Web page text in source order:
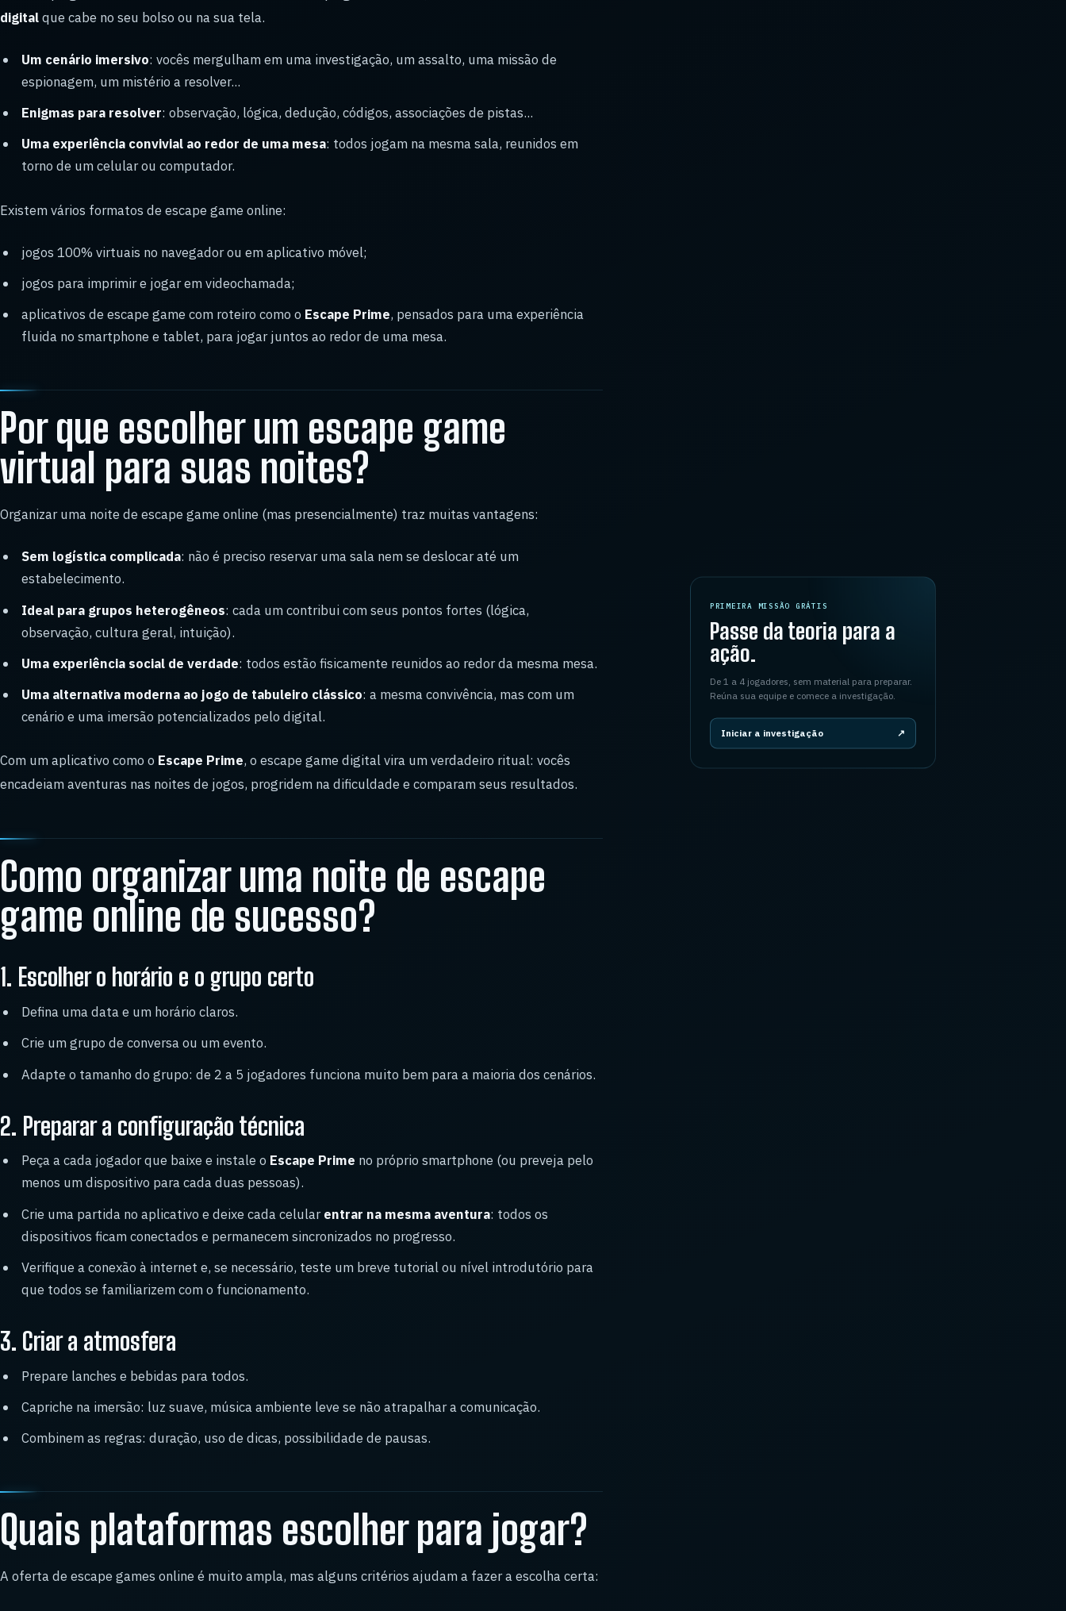
digitalque cabe no seu bolso ou na sua tela.
Um cenário imersivo: vocês mergulham em uma investigação, um assalto, uma missão de
espionagem, um mistério a resolver...
Enigmas para resolver: observação, lógica, dedução, códigos, associações de pistas...
Uma experiência convivial ao redor de uma mesa: todos jogam na mesma sala, reunidos em
torno de um celular ou computador.
Existem vários formatos de escape game online:
jogos 100% virtuais no navegador ou em aplicativo móvel;
jogos para imprimir e jogar em videochamada;
aplicativos de escape game com roteiro como o Escape Prime, pensados para uma experiência
fluida no smartphone e tablet, para jogar juntos ao redor de uma mesa.
Por que escolher um escape game
virtual para suas noites?
Organizar uma noite de escape game online (mas presencialmente) traz muitas vantagens:
Sem logística complicada: não é preciso reservar uma sala nem se deslocar até um
estabelecimento.
Ideal para grupos heterogêneos: cada um contribui com seus pontos fortes (lógica,
observação, cultura geral, intuição).
Uma experiência social de verdade: todos estão fisicamente reunidos ao redor da mesma mesa.
Uma alternativa moderna ao jogo de tabuleiro clássico: a mesma convivência, mas com um
cenário e uma imersão potencializados pelo digital.
Com um aplicativo como o Escape Prime, o escape game digital vira um verdadeiro ritual: vocês
encadeiam aventuras nas noites de jogos, progridem na dificuldade e comparam seus resultados.
Como organizar uma noite de escape
game online de sucesso?
1. Escolher o horário e o grupo certo
Defina uma data e um horário claros.
Crie um grupo de conversa ou um evento.
Adapte o tamanho do grupo: de 2 a 5 jogadores funciona muito bem para a maioria dos cenários.
2. Preparar a configuração técnica
Peça a cada jogador que baixe e instale o Escape Prime no próprio smartphone (ou preveja pelo
menos um dispositivo para cada duas pessoas).
Crie uma partida no aplicativo e deixe cada celularentrar na mesma aventura: todos os
dispositivos ficam conectados e permanecem sincronizados no progresso.
Verifique a conexão à internet e, se necessário, teste um breve tutorial ou nível introdutório para
que todos se familiarizem com o funcionamento.
3. Criar a atmosfera
Prepare lanches e bebidas para todos.
Capriche na imersão: luz suave, música ambiente leve se não atrapalhar a comunicação.
Combinem as regras: duração, uso de dicas, possibilidade de pausas.
Quais plataformas escolher para jogar?
A oferta de escape games online é muito ampla, mas alguns critérios ajudam a fazer a escolha certa:
PRIMEIRA MISSÃO GRÁTIS
Passe da teoria para a
ação.
De 1 a 4 jogadores, sem material para preparar.
Reúna sua equipe e comece a investigação.
Iniciar a investigação ↗